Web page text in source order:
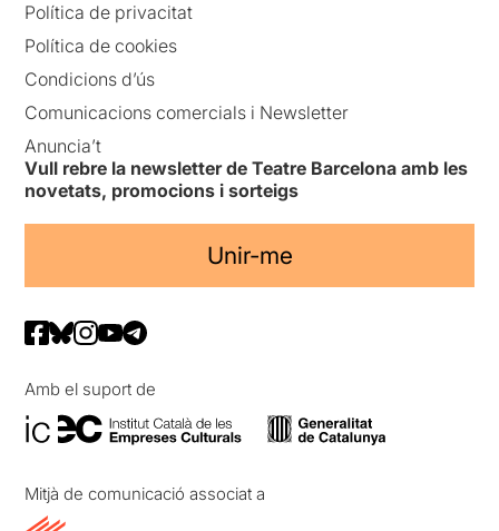
Política de privacitat
Política de cookies
Condicions d’ús
Comunicacions comercials i Newsletter
Anuncia’t
Vull rebre la newsletter de Teatre Barcelona amb les
novetats, promocions i sorteigs
Unir-me
Amb el suport de
Mitjà de comunicació associat a